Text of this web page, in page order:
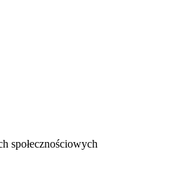
społecznościowych